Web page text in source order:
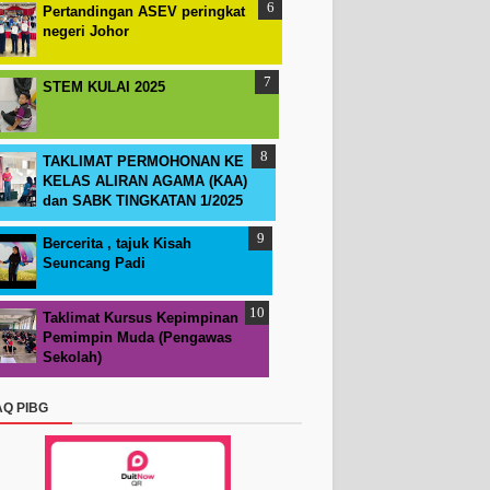
Pertandingan ASEV peringkat
negeri Johor
STEM KULAI 2025
TAKLIMAT PERMOHONAN KE
KELAS ALIRAN AGAMA (KAA)
dan SABK TINGKATAN 1/2025
Bercerita , tajuk Kisah
Seuncang Padi
Taklimat Kursus Kepimpinan
Pemimpin Muda (Pengawas
Sekolah)
PIBG